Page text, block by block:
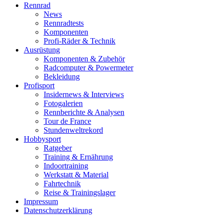
Rennrad
News
Rennradtests
Komponenten
Profi-Räder & Technik
Ausrüstung
Komponenten & Zubehör
Radcomputer & Powermeter
Bekleidung
Profisport
Insidernews & Interviews
Fotogalerien
Rennberichte & Analysen
Tour de France
Stundenweltrekord
Hobbysport
Ratgeber
Training & Ernährung
Indoortraining
Werkstatt & Material
Fahrtechnik
Reise & Trainingslager
Impressum
Datenschutzerklärung